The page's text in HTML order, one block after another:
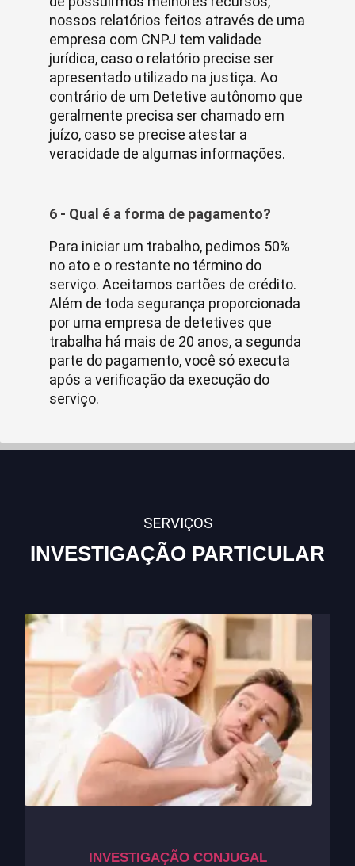
nossos relatórios feitos através de uma
empresa com CNPJ tem validade
jurídica, caso o relatório precise ser
apresentado utilizado na justiça. Ao
contrário de um Detetive autônomo que
geralmente precisa ser chamado em
juízo, caso se precise atestar a
veracidade de algumas informações.
6 - Qual é a forma de pagamento?
Para iniciar um trabalho, pedimos 50%
no ato e o restante no término do
serviço. Aceitamos cartões de crédito.
Além de toda segurança proporcionada
por uma empresa de detetives que
trabalha há mais de 20 anos, a segunda
parte do pagamento, você só executa
após a verificação da execução do
serviço.
SERVIÇOS
INVESTIGAÇÃO PARTICULAR
INVESTIGAÇÃO CONJUGAL